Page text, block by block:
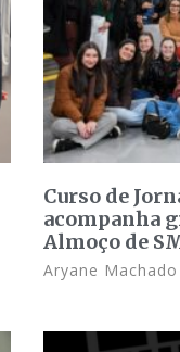
Curso de
acompanha
Almoço de
Aryane Machado